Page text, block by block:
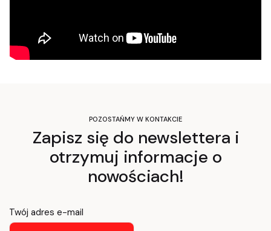
POZOSTAŃMY W KONTAKCIE
Zapisz się do newslettera i
otrzymuj informacje o
nowościach!
Twój adres e-mail